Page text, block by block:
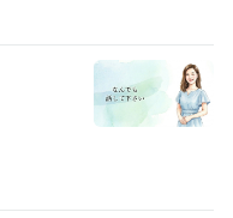
恋愛